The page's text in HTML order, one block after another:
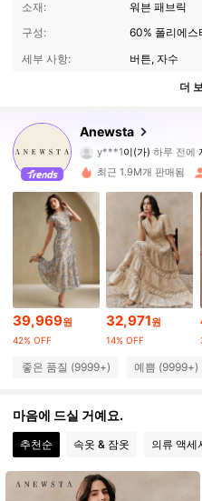
소재:
워븐 패브릭
구성:
60% 폴리에스
세부 사항:
버튼, 자수
더
Anewsta
4.89
4M 팔로워
y***o다음 5분 전에
4M 팔로워
4.89 4M 팔로워
4.89
최근 1.9M개 판매됨
39,969원
42% OFF
32,971원
14% OFF
좋은 품질 (9999+) 예쁨 (9999+)
마음에 드실 거예요.
추천순 속옷 & 잠옷 의류 액세